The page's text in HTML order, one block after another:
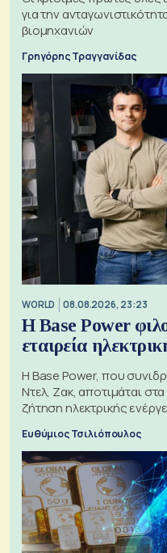
για την
βιομηχανιών
Γρηγόρης Τραγγανίδας
WORLD 08.08.2026, 23:23
Η Base Power
εταιρεία
Η Base Power, που
Ντελ, Ζακ, αποτιμάται
ζήτηση ηλεκτρικής
μπαταριών αυξάνονται
Ευθύμιος Τσιλιόπουλος